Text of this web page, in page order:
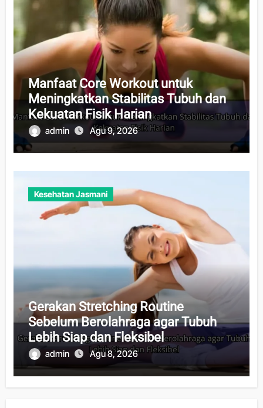
Manfaat Core Workout untuk
Meningkatkan Stabilitas Tubuh dan
Kekuatan Fisik Harian
admin Agu 9, 2026
Kesehatan Jasmani
Gerakan Stretching Routine
Sebelum Berolahraga agar Tubuh
Lebih Siap dan Fleksibel
admin Agu 8, 2026